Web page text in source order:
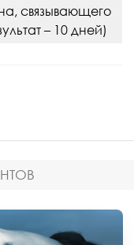
связывающего
– 10 дней)